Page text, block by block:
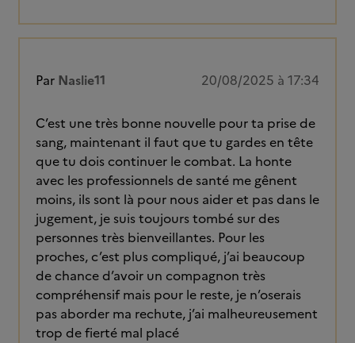
Par Naslie11 20/08/2025 à 17:34
C’est une très bonne nouvelle pour ta prise de
sang, maintenant il faut que tu gardes en tête
que tu dois continuer le combat. La honte
avec les professionnels de santé me gênent
moins, ils sont là pour nous aider et pas dans le
jugement, je suis toujours tombé sur des
personnes très bienveillantes. Pour les
proches, c’est plus compliqué, j’ai beaucoup
de chance d’avoir un compagnon très
compréhensif mais pour le reste, je n’oserais
pas aborder ma rechute, j’ai malheureusement
trop de fierté mal placé